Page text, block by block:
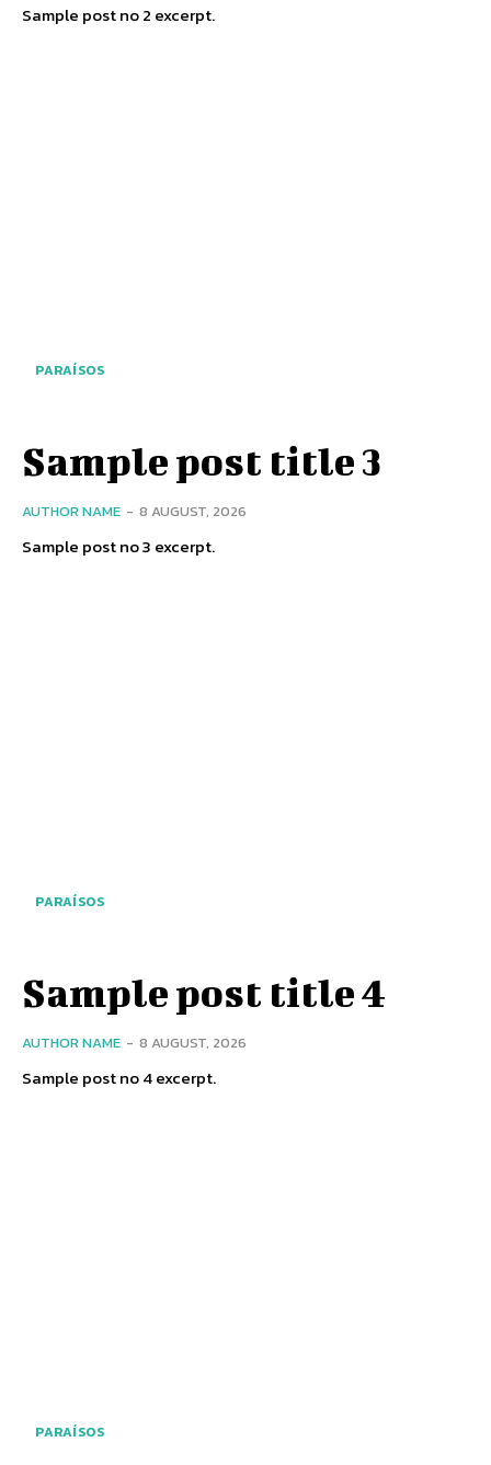
Sample post no 2 excerpt.
PARAÍSOS
Sample post title 3
AUTHOR NAME - 8 AUGUST, 2026
Sample post no 3 excerpt.
PARAÍSOS
Sample post title 4
AUTHOR NAME - 8 AUGUST, 2026
Sample post no 4 excerpt.
PARAÍSOS